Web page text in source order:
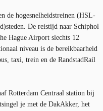
de hogesnelheidstreinen (HSL-
De reistijd naar Schiphol
Hague Airport slechts 12
niveau is de bereikbaarheid
taxi, trein en de RandstadRail
Rotterdam Centraal station bij
je met de DakAkker, het